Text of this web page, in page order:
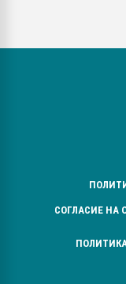
СОГЛАСИЕ НА